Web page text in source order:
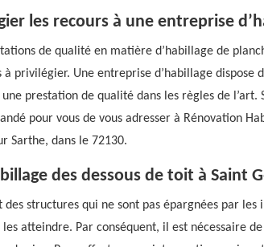
les recours à une entreprise
de qualité en matière d’habillage de
privilégier. Une entreprise d’habillage dispose
prestation de qualité dans les règles de l’art.
pour vous de vous adresser à Rénovation
Sarthe, dans le 72130.
des dessous de toit à Saint
des structures qui ne sont pas épargnées par
atteindre. Par conséquent, il est nécessaire